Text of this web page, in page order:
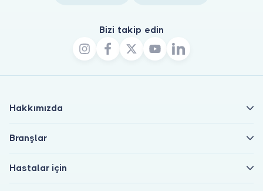
Bizi takip edin
Hakkımızda
Branşlar
Hastalar için